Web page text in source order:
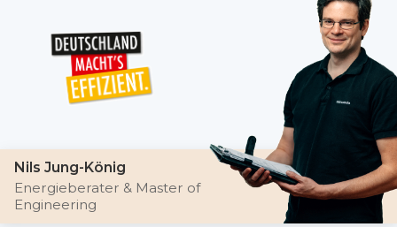
Nils Jung-König
Energieberater & Master of
Engineering